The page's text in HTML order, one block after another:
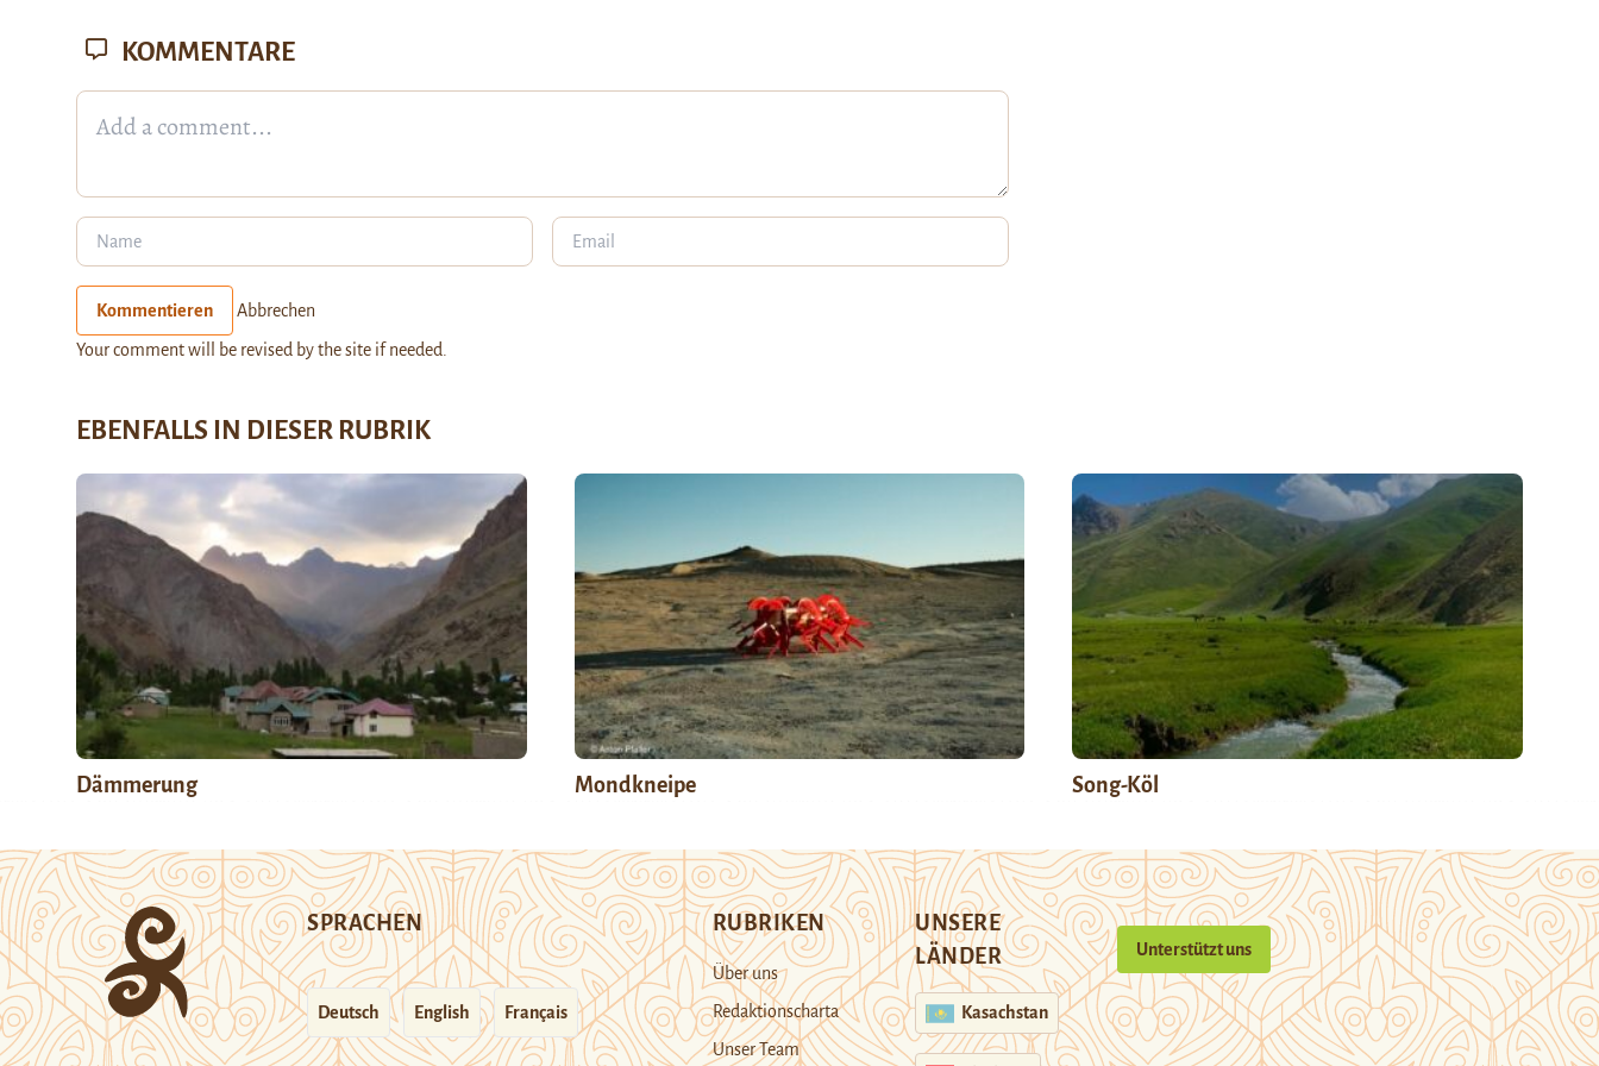
KOMMENTARE
Kommentieren Abbrechen
Your comment will be revised by the site if needed.
EBENFALLS IN DIESER RUBRIK
Dämmerung Mondkneipe Song-Köl
SPRACHEN
Deutsch English Français
RUBRIKEN
Über uns
Redaktionscharta
Unser Team
UNSERE
LÄNDER
Kasachstan
Unterstützt uns